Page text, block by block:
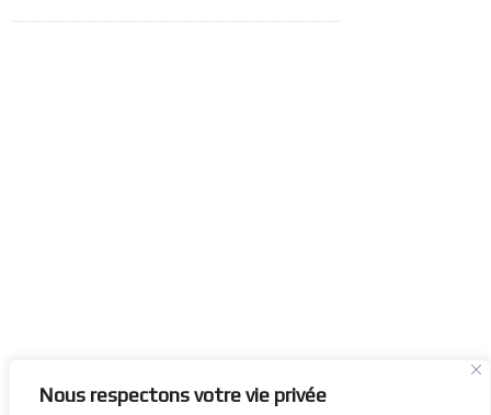
Nous respectons votre vie privée